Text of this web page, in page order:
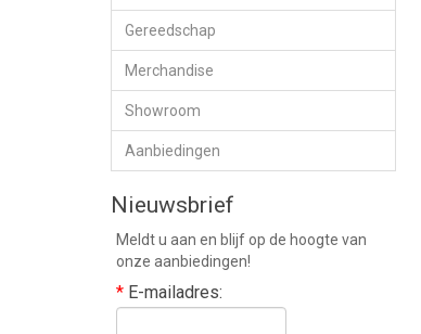
Gereedschap
Merchandise
Showroom
Aanbiedingen
Nieuwsbrief
Meldt u aan en blijf op de hoogte van
onze aanbiedingen!
* E-mailadres: